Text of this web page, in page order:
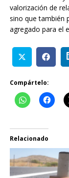
valorización de
sino que también
agregado para el
Compártelo:
Relacionado